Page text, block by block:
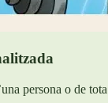
persona o de